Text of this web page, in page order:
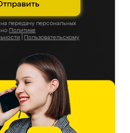
передачу персональных
Политике
Пользовательскому